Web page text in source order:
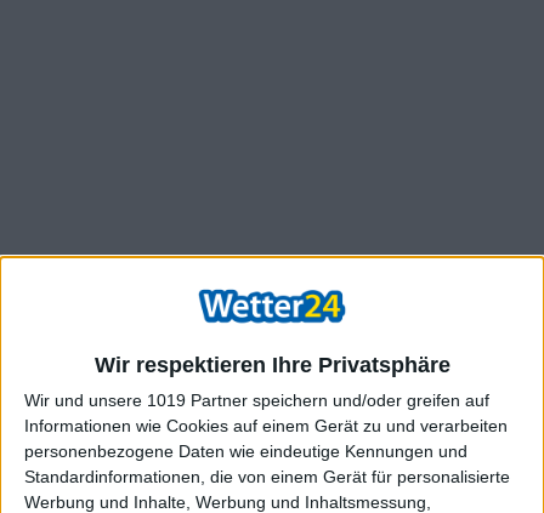
Wir respektieren Ihre Privatsphäre
Wir und unsere 1019 Partner speichern und/oder greifen auf
Informationen wie Cookies auf einem Gerät zu und verarbeiten
personenbezogene Daten wie eindeutige Kennungen und
Standardinformationen, die von einem Gerät für personalisierte
Werbung und Inhalte, Werbung und Inhaltsmessung,